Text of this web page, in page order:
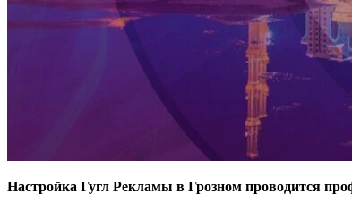
Настройка Гугл Рекламы в Грозном проводится